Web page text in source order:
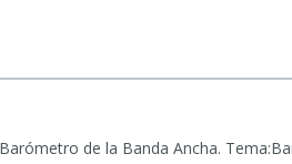
de la Banda Ancha.